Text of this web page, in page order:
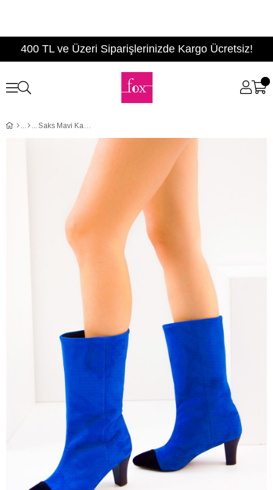
400 TL ve Üzeri Siparişlerinizde Kargo Ücretsiz!
Saks Mavi Kadın Bot C654088702